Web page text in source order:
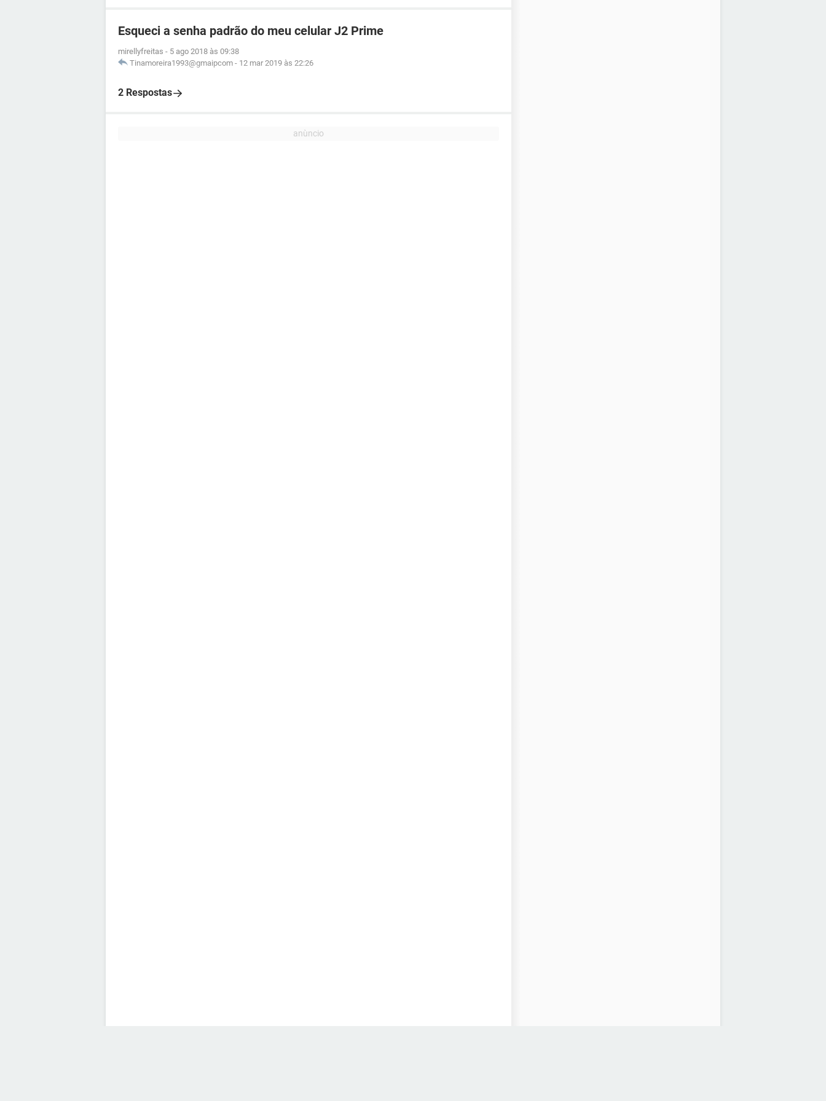
Esqueci a senha padrão do meu celular J2 Prime
mirellyfreitas - 5 ago 2018 às 09:38
Tinamoreira1993@gmaipcom - 12 mar 2019 às 22:26
2 Respostas